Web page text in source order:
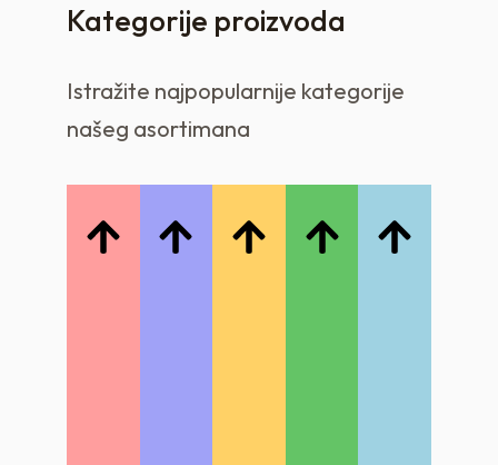
Kategorije proizvoda
Istražite najpopularnije kategorije
našeg asortimana